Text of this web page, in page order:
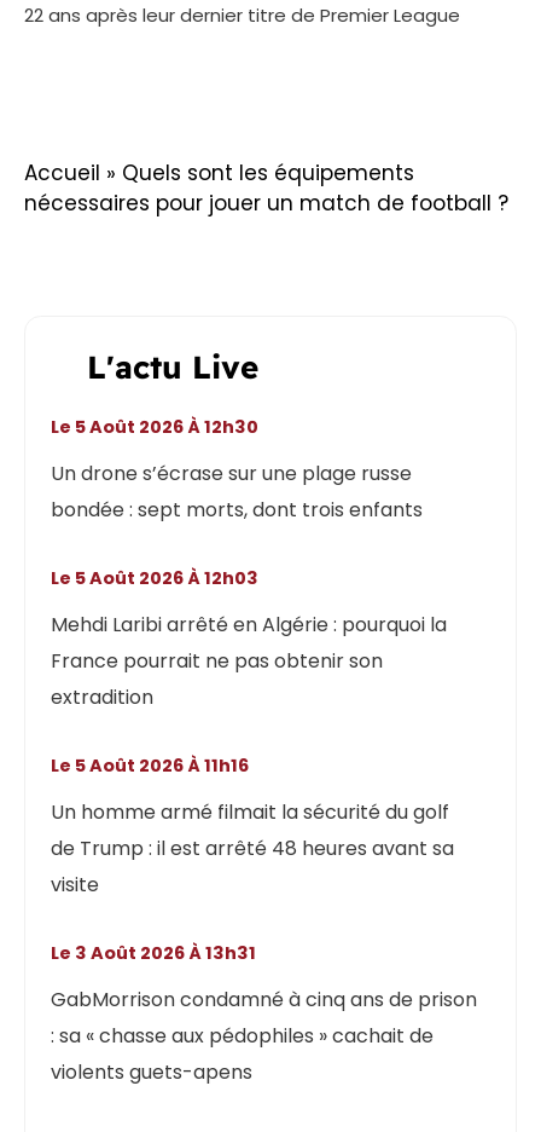
22 ans après leur dernier titre de Premier League
Accueil » Quels sont les équipements
nécessaires pour jouer un match de football ?
L'actu Live
Un drone s’écrase sur une plage russe
bondée : sept morts, dont trois enfants
Le 5 Août 2026 À 12h30
Mehdi Laribi arrêté en Algérie : pourquoi la
France pourrait ne pas obtenir son
extradition
Le 5 Août 2026 À 12h03
Un homme armé filmait la sécurité du golf
de Trump : il est arrêté 48 heures avant sa
visite
Le 5 Août 2026 À 11h16
GabMorrison condamné à cinq ans de prison
: sa « chasse aux pédophiles » cachait de
violents guets-apens
Le 3 Août 2026 À 13h31